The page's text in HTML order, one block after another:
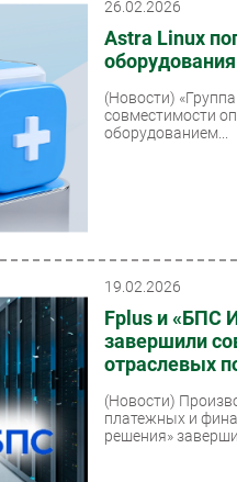
26.02.2026
Astra Linux
(Новости)
совместимости
оборудованием...
19.02.2026
Fplus и «БПС
завершили
отраслевых
(Новости)
платежных и
решения»